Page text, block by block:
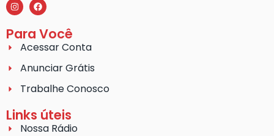
Para Você
Acessar Conta
Anunciar Grátis
Trabalhe Conosco
Links úteis
Nossa Rádio